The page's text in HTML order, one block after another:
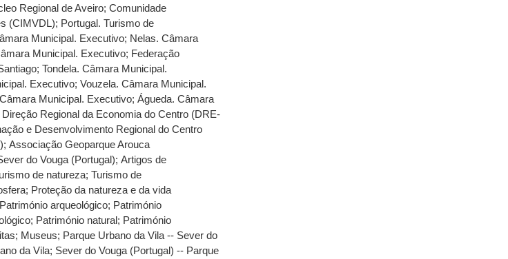
Regional de Aveiro;Comunidade
(CIMVDL); Portugal. Turismo de
Municipal. Executivo; Nelas. Câmara
Municipal. Executivo; Federação
;Tondela. Câmara Municipal.
Executivo;Vouzela. Câmara Municipal.
Municipal. Executivo;Águeda. Câmara
Direção Regional da Economia do Centro (DRE-
e Desenvolvimento Regional do Centro
;Associação Geoparque Arouca
do Vouga (Portugal);Artigos de
de natureza;Turismo de
; Proteção da natureza e da vida
Património arqueológico; Património
; Património natural; Património
; Museus; Parque Urbano da Vila -- Sever do
da Vila; Sever do Vouga (Portugal) -- Parque